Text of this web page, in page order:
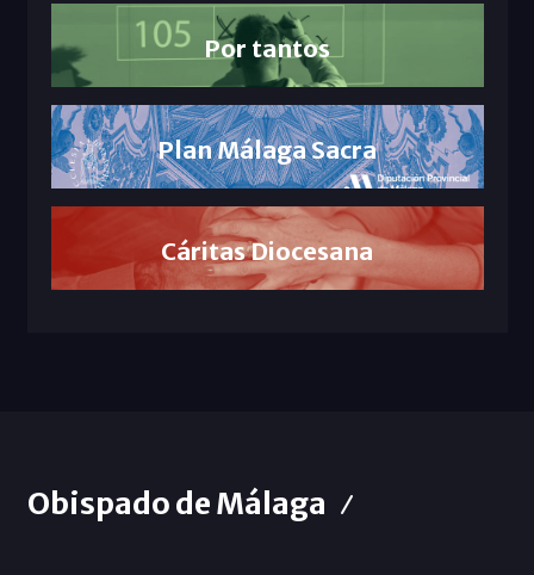
Por tantos
Plan Málaga Sacra
Cáritas Diocesana
Obispado de Málaga